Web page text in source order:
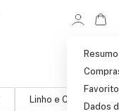
Resumo
Dados
Ir
Linho e Cânhamo